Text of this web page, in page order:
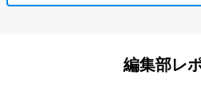
編集部レ